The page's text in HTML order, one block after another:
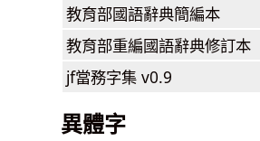
教育部國語辭典簡編本
教育部重編國語辭典修訂本
jf當務字集 v0.9
異體字